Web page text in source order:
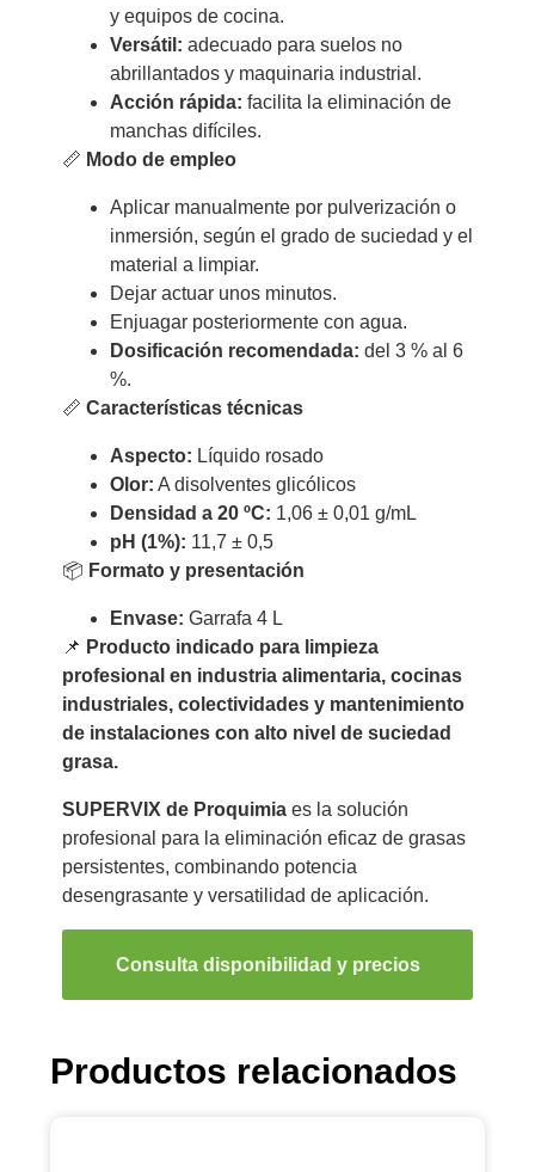
y equipos de cocina.
Versátil: adecuado para suelos no
abrillantados y maquinaria industrial.
Acción rápida: facilita la eliminación de
manchas difíciles.
📏 Modo de empleo
Aplicar manualmente por pulverización o
inmersión, según el grado de suciedad y el
material a limpiar.
Dejar actuar unos minutos.
Enjuagar posteriormente con agua.
Dosificación recomendada: del 3 % al 6
%.
📏 Características técnicas
Aspecto: Líquido rosado
Olor: A disolventes glicólicos
Densidad a 20 ºC: 1,06 ± 0,01 g/mL
pH (1%): 11,7 ± 0,5
📦 Formato y presentación
Envase: Garrafa 4 L
📌 Producto indicado para limpieza
profesional en industria alimentaria, cocinas
industriales, colectividades y mantenimiento
de instalaciones con alto nivel de suciedad
grasa.
SUPERVIX de Proquimiaes la solución
profesional para la eliminación eficaz de grasas
persistentes, combinando potencia
desengrasante y versatilidad de aplicación.
Consulta disponibilidad y precios
Productos relacionados